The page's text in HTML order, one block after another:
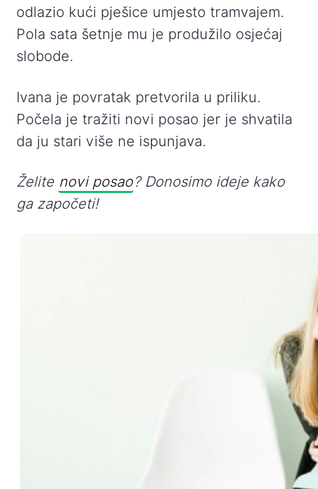
odlazio kući pješice umjesto tramvajem.
Pola sata šetnje mu je produžilo osjećaj
slobode.
Ivana je povratak pretvorila u priliku.
Počela je tražiti novi posao jer je shvatila
da ju stari više ne ispunjava.
Želite novi posao? Donosimo ideje kako
ga započeti!